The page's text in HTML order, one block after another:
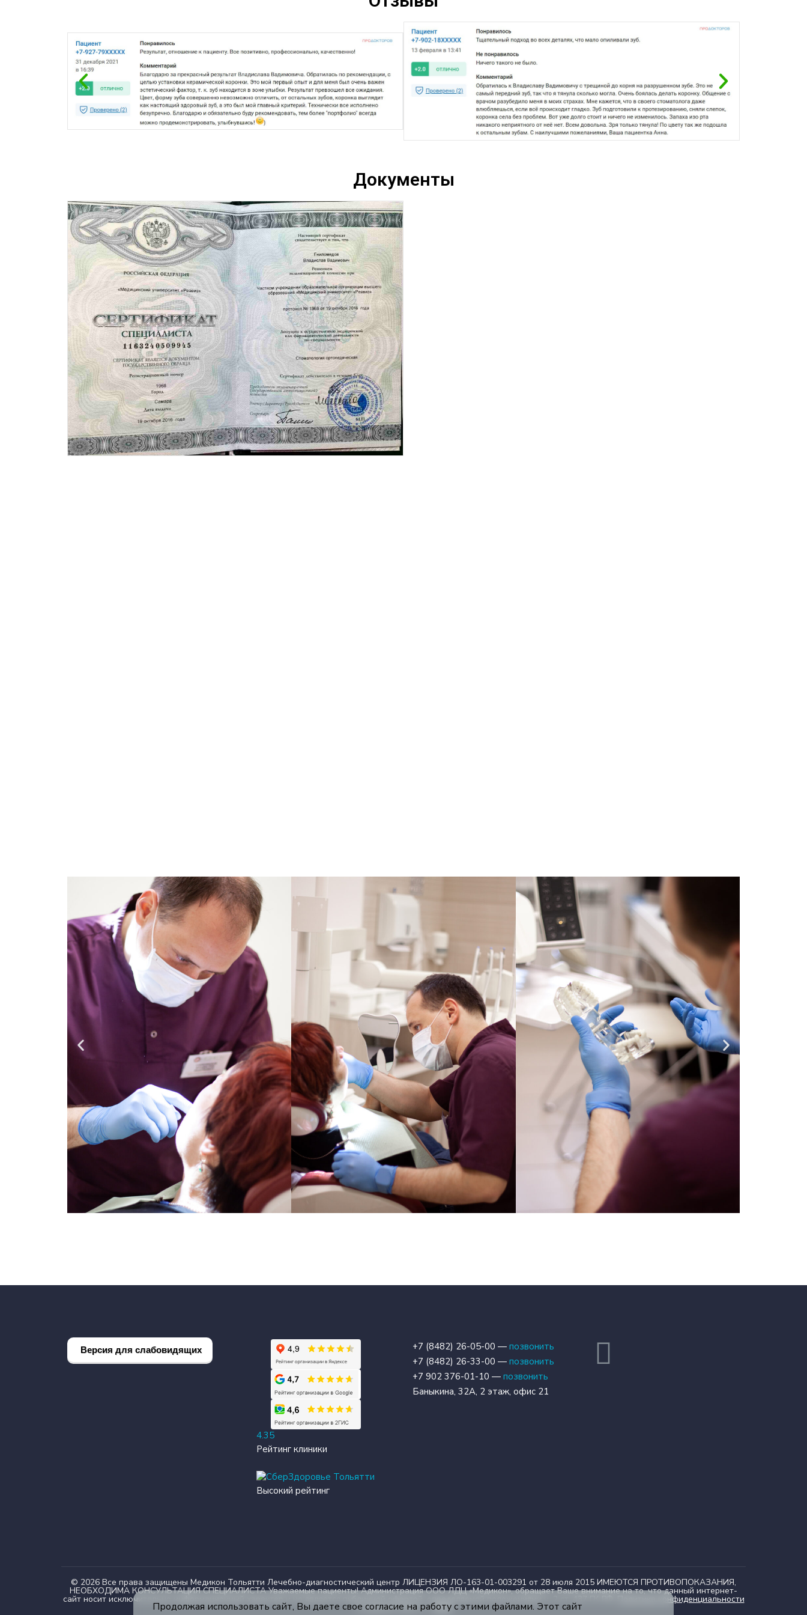
Документы
Версия для слабовидящих
4.35
Рейтинг клиники
Высокий рейтинг
+7 (8482) 26-05-00 — позвонить
+7 (8482) 26-33-00 — позвонить
+7 902 376-01-10 — позвонить
Баныкина, 32А, 2 этаж, офис 21
© 2026 Все права защищены Медикон Тольятти Лечебно-диагностический центр ЛИЦЕНЗИЯ ЛО-163-01-003291 от 28 июля 2015 ИМЕЮТСЯ ПРОТИВОПОКАЗАНИЯ,
НЕОБХОДИМА КОНСУЛЬТАЦИЯ СПЕЦИАЛИСТА Уважаемые пациенты! Администрация ООО ЛДЦ «Медикон», обращает Ваше внимание на то, что данный интернет-
сайт носит исключительно информационный характер и не является публичной офертой, определяемой положениями ч. 2 ст. 437 ГК РФ. Политика конфиденциальности
Создание сайта —ADN
Продолжая использовать сайт, Вы даете свое согласие на работу с этими файлами. Этот сайт